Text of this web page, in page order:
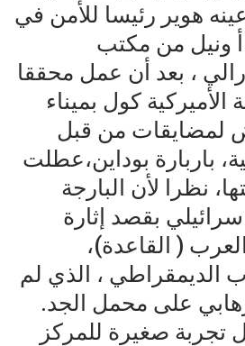
هوير رئيسا للأمن في
أ ونيل من مكتب
، بعد أن عمل محققا
كول بميناء
لمضايقات من قبل
باربارة بوداين،عطلت
نظرا لأن البارجة
بقصد إثارة
( القاعدة)،
الديمقراطي ، الذي لم
على محمل الجد.
تجربة صغيرة للمركز